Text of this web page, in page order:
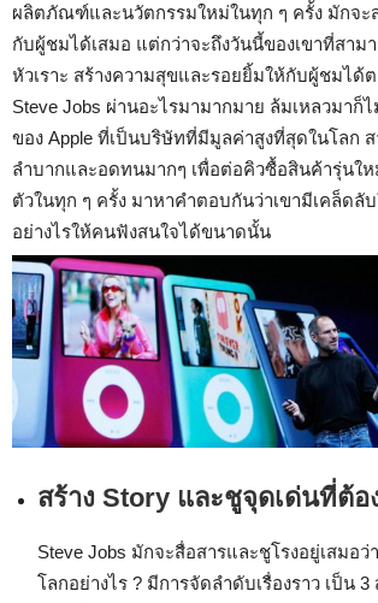
ผลิตภัณฑ์และนวัตกรรมใหม่ในทุก ๆ ครั้ง มักจะ
กับผู้ชมได้เสมอ แต่กว่าจะถึงวันนี้ของเขาที่สามา
หัวเราะ สร้างความสุขและรอยยิ้มให้กับผู้ชมได้ต
Steve Jobs ผ่านอะไรมามากมาย ล้มเหลวมา
ของ Apple ที่เป็นบริษัทที่มีมูลค่าสูงที่สุดในโลก
ลำบากและอดทนมากๆ เพื่อต่อคิวซื้อสินค้ารุ่นให
ตัวในทุก ๆ ครั้ง มาหาคำตอบกันว่าเขามีเคล็ดลั
อย่างไรให้คนฟังสนใจได้ขนาดนั้น
สร้าง Story และชูจุดเด่นที่ต้อ
Steve Jobs มักจะสื่อสารและชูโรงอยู่เสมอว่
โลกอย่างไร ? มีการจัดลำดับเรื่องราว เป็น